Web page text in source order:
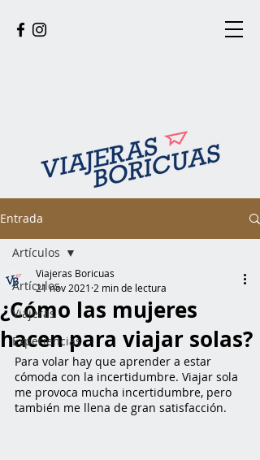
Entrada
Artículos
Viajeras
Experiencias
Artículos
¿Cómo las mujeres
hacen para viajar solas?
Viajeras Boricuas
21 nov 2021 2 min de lectura
Para volar hay que aprender a estar
cómoda con la incertidumbre. Viajar sola
me provoca mucha incertidumbre, pero
también me llena de gran satisfacción.